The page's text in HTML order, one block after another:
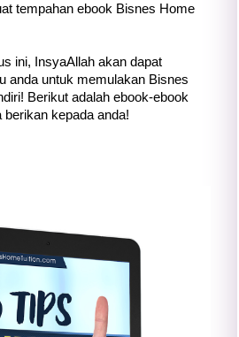
tempahan ebook Bisnes Home
ini, InsyaAllah akan dapat
anda untuk memulakan Bisnes
Berikut adalah ebook-ebook
kepada anda!